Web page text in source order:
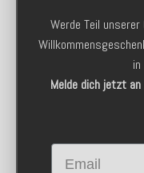
Werde Teil
Melde dich jetzt
Email